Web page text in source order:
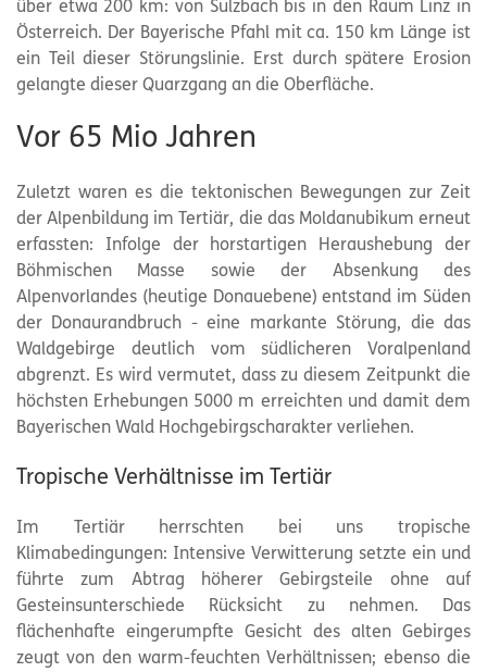
über etwa 200 km: von Sulzbach bis in den Raum Linz in
Österreich. Der Bayerische Pfahl mit ca. 150 km Länge ist
ein Teil dieser Störungslinie. Erst durch spätere Erosion
gelangte dieser Quarzgang an die Oberfläche.
Vor 65 Mio Jahren
Zuletzt waren es die tektonischen Bewegungen zur Zeit
der Alpenbildung im Tertiär, die das Moldanubikum erneut
erfassten: Infolge der horstartigen Heraushebung der
Böhmischen Masse sowie der Absenkung des
Alpenvorlandes (heutige Donauebene) entstand im Süden
der Donaurandbruch - eine markante Störung, die das
Waldgebirge deutlich vom südlicheren Voralpenland
abgrenzt. Es wird vermutet, dass zu diesem Zeitpunkt die
höchsten Erhebungen 5000 m erreichten und damit dem
Bayerischen Wald Hochgebirgscharakter verliehen.
Tropische Verhältnisse im Tertiär
Im Tertiär herrschten bei uns tropische
Klimabedingungen: Intensive Verwitterung setzte ein und
führte zum Abtrag höherer Gebirgsteile ohne auf
Gesteinsunterschiede Rücksicht zu nehmen. Das
flächenhafte eingerumpfte Gesicht des alten Gebirges
zeugt von den warm-feuchten Verhältnissen; ebenso die